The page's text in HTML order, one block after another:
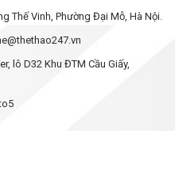
Thế Vinh, Phường Đại Mỗ, Hà Nội.
lô D32 Khu ĐTM Cầu Giấy,